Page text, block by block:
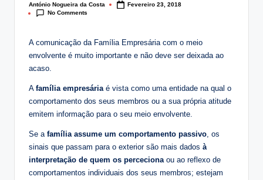
Posted
by
António Nogueira da Costa
Fevereiro 23, 2018
No Comments
A comunicação da Família Empresária com o meio
envolvente é muito importante e não deve ser deixada ao
acaso.
A família empresária é vista como uma entidade na qual o
comportamento dos seus membros ou a sua própria atitude
emitem informação para o seu meio envolvente.
Se a família assume um comportamento passivo , os
sinais que passam para o exterior são mais dados à
interpretação de quem os perceciona ou ao reflexo de
comportamentos individuais dos seus membros; estejam